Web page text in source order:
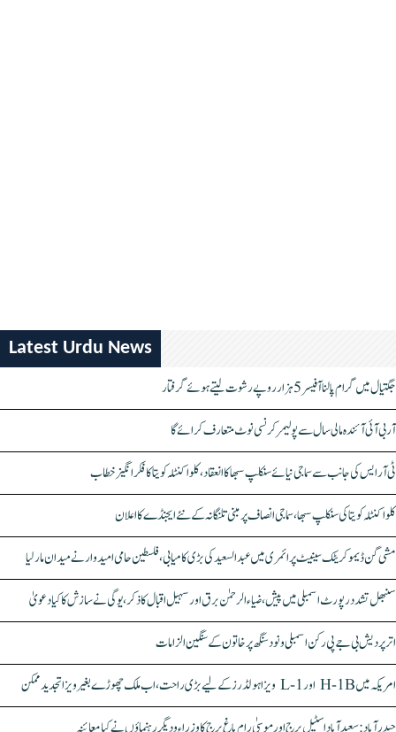
Latest Urdu News
جگتیال میں گرام پالنا آفیسر 5 ہزار روپے رشوت لیتے ہوئے گرفتار
آر بی آئی آئندہ مالی سال سے پولیمر کرنسی نوٹ متعارف کرائے گا
ٹی آر ایس کی جانب سے سماجی نیائے سنکلپ سبھا کا انعقاد، کلواکنٹلہ کویتا کا فکر انگیز خطاب
کلواکنٹلہ کویتا کی سنکلپ سبھا، سماجی انصاف پر مبنی تلنگانہ کے نئے ایجنڈے کا اعلان
مشی گن ڈیموکریٹک سینیٹ پرائمری میں عبدالسعید کی بڑی کامیابی، فلسطین حامی امیدوار نے میدان مار لیا
سنبھل تشدد رپورٹ اسمبلی میں پیش، ضیاء الرحمٰن برق اور سہیل اقبال کا ذکر، یوگی نے سازش کا کیا دعویٰ
اتر پردیش بی جے پی رکن اسمبلی ونود سنگھ پر خاتون کے سنگین الزامات
امریکہ میں H-1B اور L-1 ویزا ہولڈرز کے لیے بڑی راحت، اب ملک چھوڑے بغیر ویزا تجدید ممکن